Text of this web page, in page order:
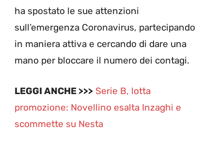
ha spostato le sue attenzioni
sull’emergenza Coronavirus, partecipando
in maniera attiva e cercando di dare una
mano per bloccare il numero dei contagi.
LEGGI ANCHE >>> Serie B, lotta
promozione: Novellino esalta Inzaghi e
scommette su Nesta